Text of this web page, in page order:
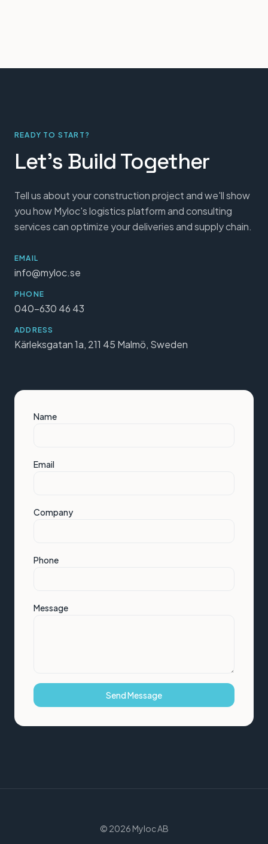
READY TO START?
Let's Build Together
Tell us about your construction project and we'll show
you how Myloc's logistics platform and consulting
services can optimize your deliveries and supply chain.
EMAIL
info@myloc.se
PHONE
040-630 46 43
ADDRESS
Kärleksgatan 1a, 211 45 Malmö, Sweden
Name
Email
Company
Phone
Message
Send Message
© 2026 Myloc AB